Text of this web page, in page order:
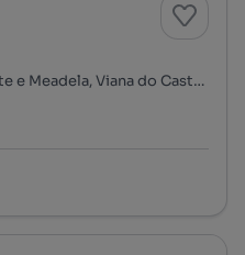
Santa Maria Maior e Monserrate e Meadela, Viana do Castelo, Viana do Castelo